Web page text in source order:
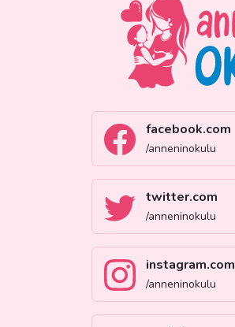
facebook.com
/anneninokulu
twitter.com
/anneninokulu
instagram.com
/anneninokulu